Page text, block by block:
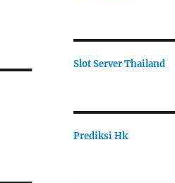
Slot Server Thailand
Prediksi Hk